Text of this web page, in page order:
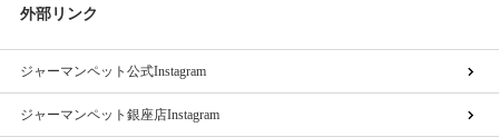
外部リンク
ジャーマンペット公式Instagram
ジャーマンペット銀座店Instagram